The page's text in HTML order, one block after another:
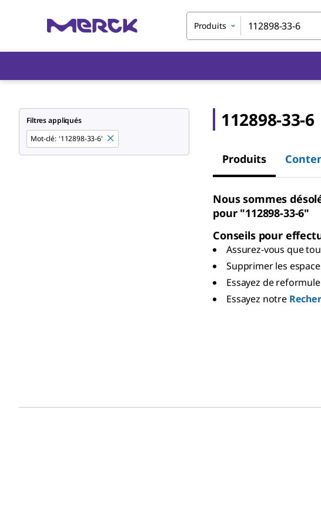
Produits
Filtres appliqués
Mot-clé: '112898-33-6'
112898-33-6
Produits
Nous sommes
pour "112898-33-6"
Conseils pour
Assurez-vous que
Supprimer les
Essayez de
Essayez notre